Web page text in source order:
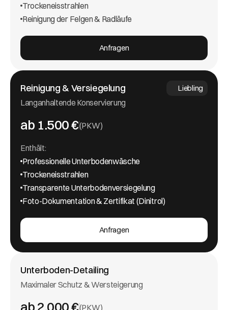
Trockeneisstrahlen
Reinigung der Felgen & Radläufe
Anfragen
Reinigung & Versiegelung Liebling
Langanhaltende Konservierung
ab 1.500 €(PKW)
Enthält:
Professionelle Unterbodenwäsche
Trockeneisstrahlen
Transparente Unterbodenversiegelung
Foto-Dokumentation & Zertifikat (Dinitrol)
Anfragen
Unterboden-Detailing
Maximaler Schutz & Wersteigerung
(PKW)